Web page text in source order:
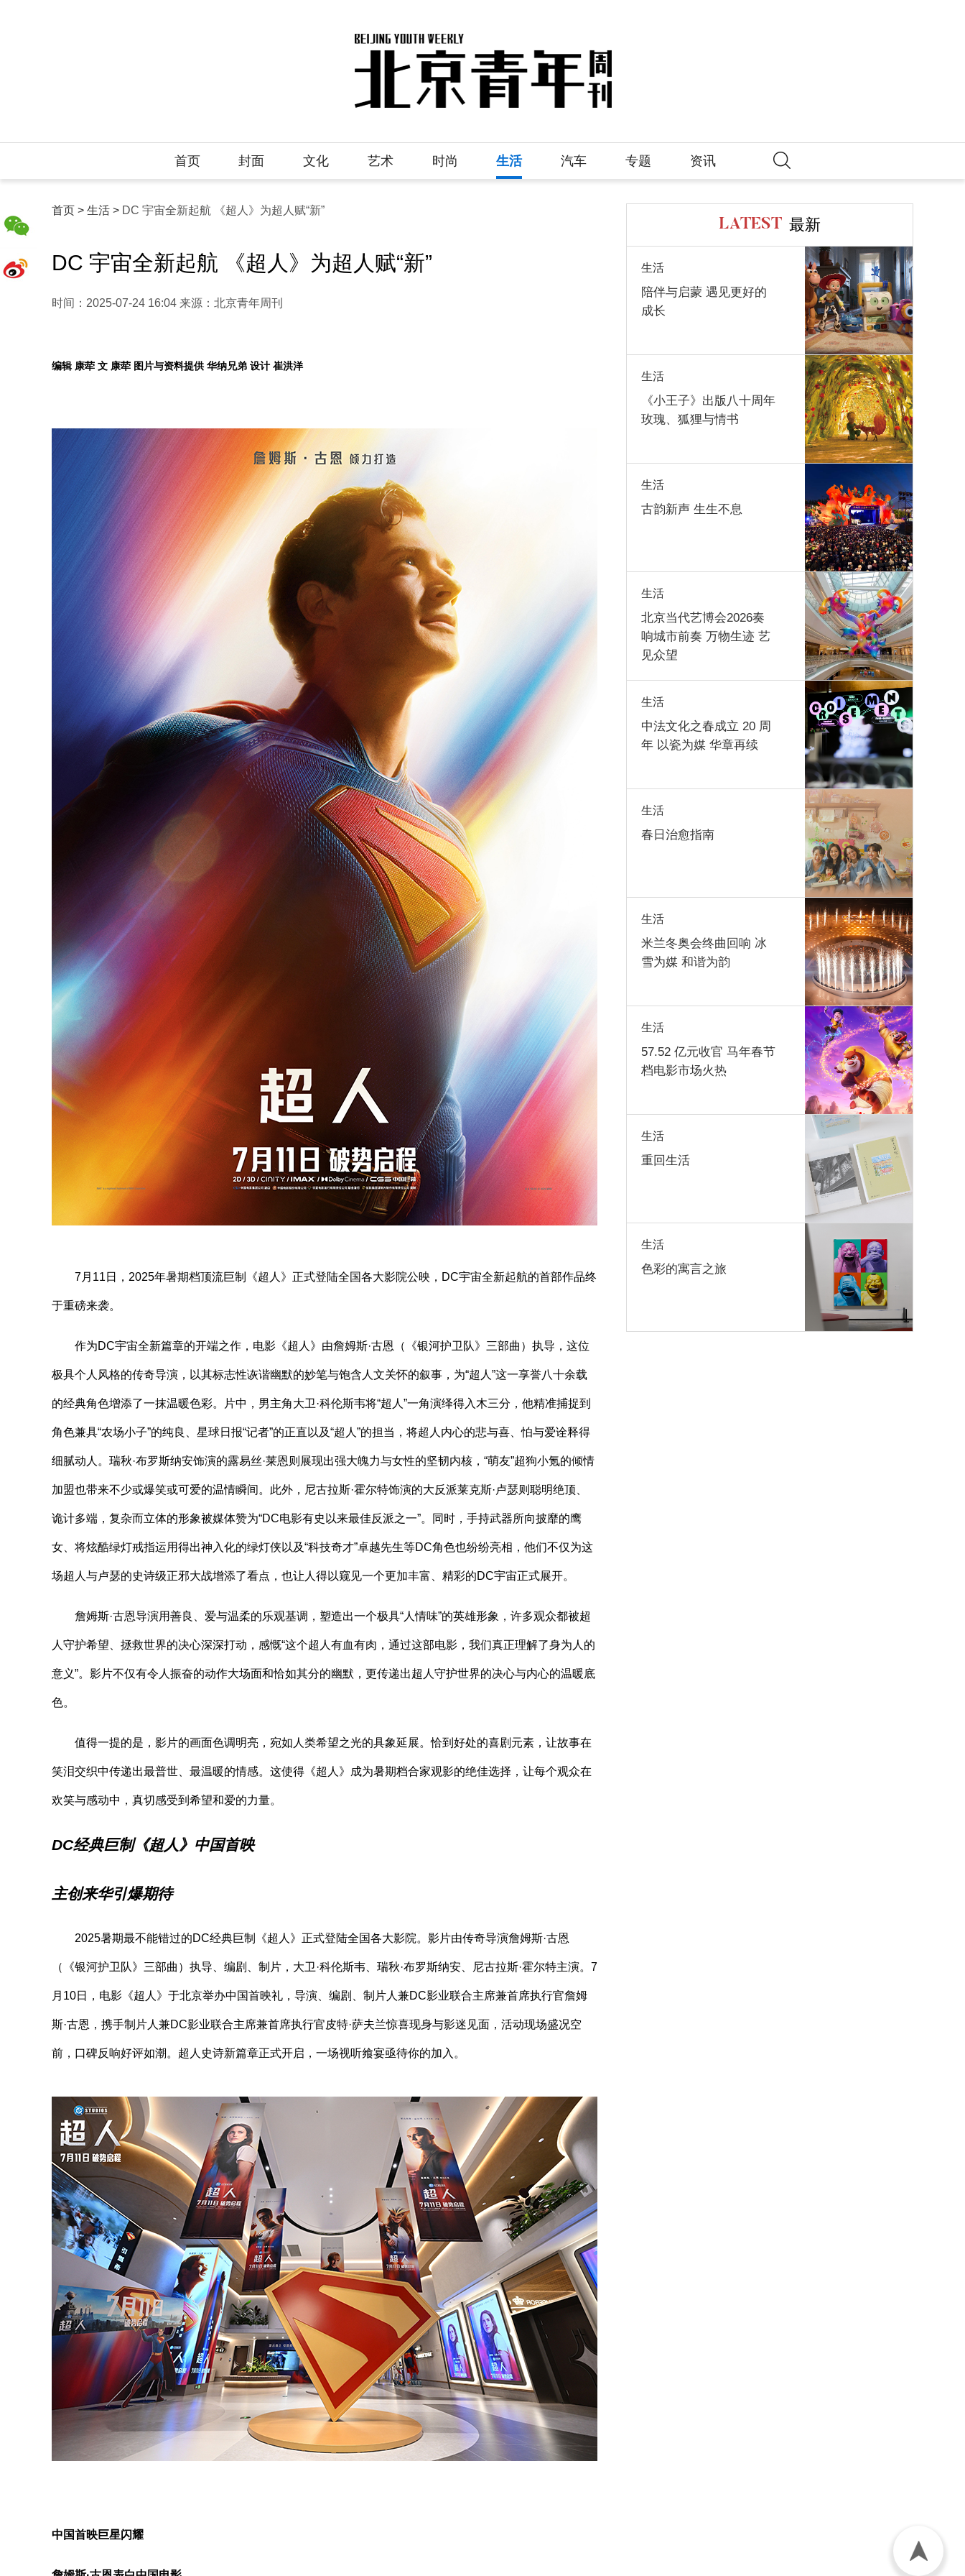
首页 封面 文化 艺术 时尚 生活 汽车 专题 资讯
首页 > 生活 > DC 宇宙全新起航 《超人》为超人赋“新”
DC 宇宙全新起航 《超人》为超人赋“新”
时间：2025-07-24 16:04 来源：北京青年周刊
编辑 康荦 文 康荦 图片与资料提供 华纳兄弟 设计 崔洪洋
7月11日，2025年暑期档顶流巨制《超人》正式登陆全国各大影院公映，DC宇宙全新起航的首部作品终
于重磅来袭。
作为DC宇宙全新篇章的开端之作，电影《超人》由詹姆斯·古恩（《银河护卫队》三部曲）执导，这位
极具个人风格的传奇导演，以其标志性诙谐幽默的妙笔与饱含人文关怀的叙事，为“超人”这一享誉八十余载
的经典角色增添了一抹温暖色彩。片中，男主角大卫·科伦斯韦将“超人”一角演绎得入木三分，他精准捕捉到
角色兼具“农场小子”的纯良、星球日报“记者”的正直以及“超人”的担当，将超人内心的悲与喜、怕与爱诠释得
细腻动人。瑞秋·布罗斯纳安饰演的露易丝·莱恩则展现出强大魄力与女性的坚韧内核，“萌友”超狗小氪的倾情
加盟也带来不少或爆笑或可爱的温情瞬间。此外，尼古拉斯·霍尔特饰演的大反派莱克斯·卢瑟则聪明绝顶、
诡计多端，复杂而立体的形象被媒体赞为“DC电影有史以来最佳反派之一”。同时，手持武器所向披靡的鹰
女、将炫酷绿灯戒指运用得出神入化的绿灯侠以及“科技奇才”卓越先生等DC角色也纷纷亮相，他们不仅为这
场超人与卢瑟的史诗级正邪大战增添了看点，也让人得以窥见一个更加丰富、精彩的DC宇宙正式展开。
詹姆斯·古恩导演用善良、爱与温柔的乐观基调，塑造出一个极具“人情味”的英雄形象，许多观众都被超
人守护希望、拯救世界的决心深深打动，感慨“这个超人有血有肉，通过这部电影，我们真正理解了身为人的
意义”。影片不仅有令人振奋的动作大场面和恰如其分的幽默，更传递出超人守护世界的决心与内心的温暖底
色。
值得一提的是，影片的画面色调明亮，宛如人类希望之光的具象延展。恰到好处的喜剧元素，让故事在
笑泪交织中传递出最普世、最温暖的情感。这使得《超人》成为暑期档合家观影的绝佳选择，让每个观众在
欢笑与感动中，真切感受到希望和爱的力量。
DC经典巨制《超人》中国首映
主创来华引爆期待
2025暑期最不能错过的DC经典巨制《超人》正式登陆全国各大影院。影片由传奇导演詹姆斯·古恩
（《银河护卫队》三部曲）执导、编剧、制片，大卫·科伦斯韦、瑞秋·布罗斯纳安、尼古拉斯·霍尔特主演。7
月10日，电影《超人》于北京举办中国首映礼，导演、编剧、制片人兼DC影业联合主席兼首席执行官詹姆
斯·古恩，携手制片人兼DC影业联合主席兼首席执行官皮特·萨夫兰惊喜现身与影迷见面，活动现场盛况空
前，口碑反响好评如潮。超人史诗新篇章正式开启，一场视听飨宴亟待你的加入。
中国首映巨星闪耀
LATEST 最新
生活
陪伴与启蒙 遇见更好的
成长
生活
《小王子》出版八十周年
玫瑰、狐狸与情书
生活
古韵新声 生生不息
生活
北京当代艺博会2026奏
响城市前奏 万物生迹 艺
见众望
生活
中法文化之春成立 20 周
年 以瓷为媒 华章再续
生活
春日治愈指南
生活
米兰冬奥会终曲回响 冰
雪为媒 和谐为韵
生活
57.52 亿元收官 马年春节
档电影市场火热
生活
重回生活
生活
色彩的寓言之旅